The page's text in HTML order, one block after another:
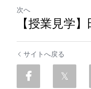
次へ
【授業見学
サイトへ戻る